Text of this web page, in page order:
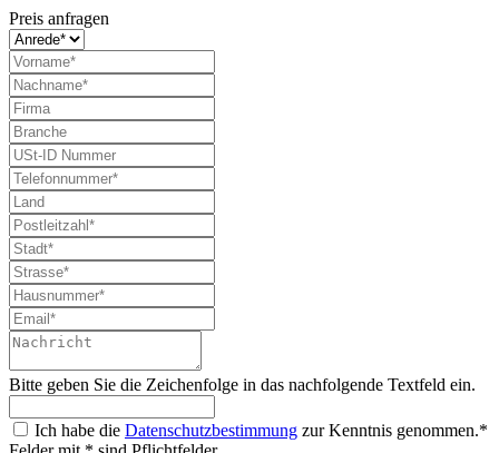
Preis anfragen
Bitte geben Sie die Zeichenfolge in das nachfolgende Textfeld ein.
Ich habe die Datenschutzbestimmung zur Kenntnis genommen.*